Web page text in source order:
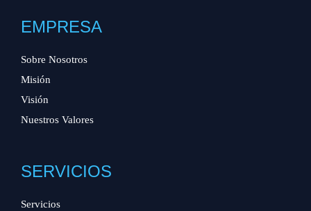
EMPRESA
Sobre Nosotros
Misión
Visión
Nuestros Valores
SERVICIOS
Servicios